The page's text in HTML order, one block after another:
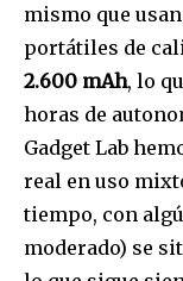
mismo que
portátiles de
2.600 mAh, lo
horas de
Gadget Lab
real en uso
tiempo, con
moderado) se